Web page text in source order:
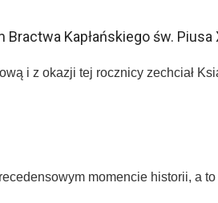
Kapłańskiego św. Piusa
i z okazji tej rocznicy zechciał
momencie historii, a to